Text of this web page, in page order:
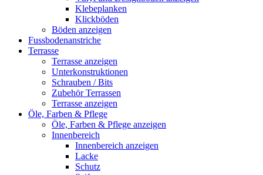
Klebeplanken
Klickböden
Böden anzeigen
Fussbodenanstriche
Terrasse
Terrasse anzeigen
Unterkonstruktionen
Schrauben / Bits
Zubehör Terrassen
Terrasse anzeigen
Öle, Farben & Pflege
Öle, Farben & Pflege anzeigen
Innenbereich
Innenbereich anzeigen
Lacke
Schutz